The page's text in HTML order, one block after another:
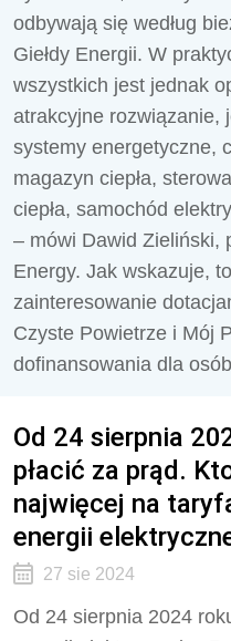
odbywają się według
Giełdy Energii. W
wszystkich jest jednak
atrakcyjne rozwiązanie,
systemy energetyczne,
magazyn ciepła,
ciepła, samochód
– mówi Dawid Zieliński,
Energy. Jak wskazuje,
zainteresowanie
Czyste Powietrze i Mój
dofinansowania dla
Od 24 sierpnia
płacić za prąd.
najwięcej na
energii
27 sie 2024
Od 24 sierpnia 2024